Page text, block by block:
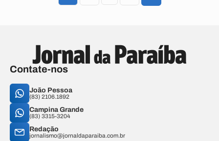
Contate-nos
João Pessoa
(83) 2106.1892
Campina Grande
(83) 3315-3204
Redação
jornalismo@jornaldaparaiba.com.br